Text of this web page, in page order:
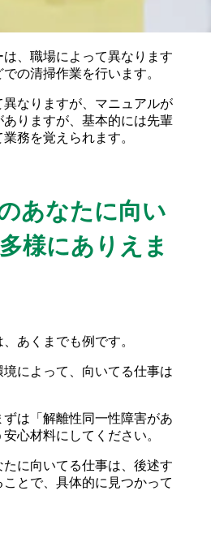
、職場によって異なります
の清掃作業を行います。
なりますが、マニュアルが
りますが、基本的には先輩
務を覚えられます。
あなたに向い
様にありえま
あくまでも例です。
によって、向いてる仕事は
は「解離性同一性障害があ
心材料にしてください。
に向いてる仕事は、後述す
とで、具体的に見つかって